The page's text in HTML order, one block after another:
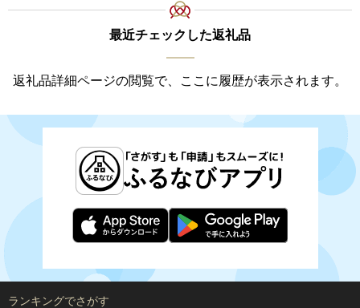
最近チェックした返礼品
返礼品詳細ページの閲覧で、ここに履歴が表示されます。
ランキングでさがす